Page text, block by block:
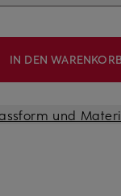
IN DEN WARENKORB
und